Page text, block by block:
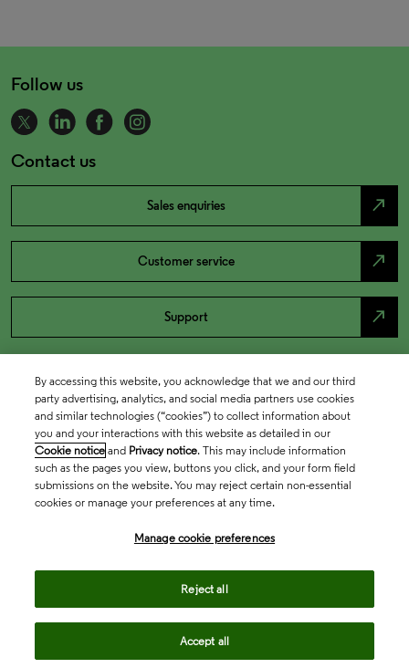
Follow us
Contact us
Sales enquiries north_east
Customer service north_east
Support north_east
By accessing this website, you acknowledge that we and our third
party advertising, analytics, and social media partners use cookies
and similar technologies (“cookies”) to collect information about
you and your interactions with this website as detailed in our
Cookie notice and Privacy notice. This may include information
such as the pages you view, buttons you click, and your form field
submissions on the website. You may reject certain non-essential
cookies or manage your preferences at any time.
Manage cookie preferences
Reject all
Accept all